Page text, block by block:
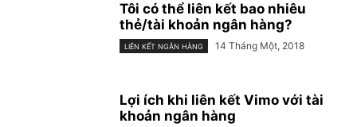
Tôi có thể liên kết bao nhiêu
thẻ/tài khoản ngân hàng?
LIÊN KẾT NGÂN HÀNG 14 Tháng Một, 2018
Lợi ích khi liên kết Vimo với tài
khoản ngân hàng